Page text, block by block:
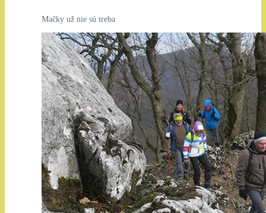
Mačky už nie sú treba